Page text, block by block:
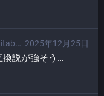
2025年12月25日
換説が強そう…